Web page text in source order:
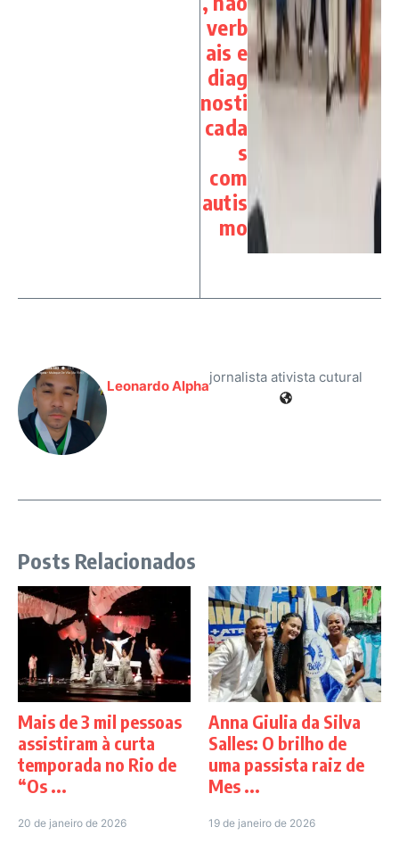
verb
ais e
diag
nosti
cada
s
com
autis
mo
Leonardo Alpha
jornalista ativista cutural
Posts Relacionados
Mais de 3 mil pessoas
assistiram à curta
temporada no Rio de
“Os ...
20 de janeiro de 2026
Anna Giulia da Silva
Salles: O brilho de
uma passista raiz de
Mes ...
19 de janeiro de 2026